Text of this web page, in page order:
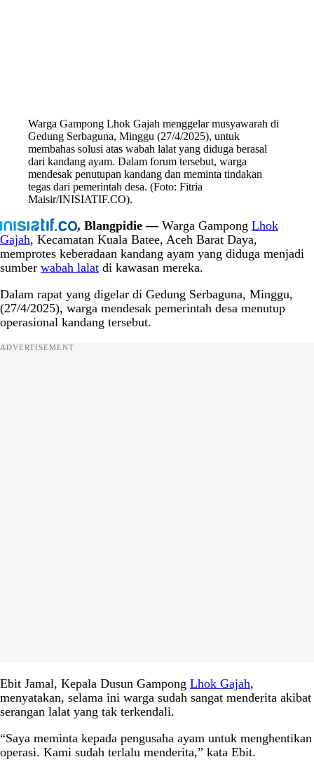
Warga Gampong Lhok Gajah menggelar musyawarah di
Gedung Serbaguna, Minggu (27/4/2025), untuk
membahas solusi atas wabah lalat yang diduga berasal
dari kandang ayam. Dalam forum tersebut, warga
mendesak penutupan kandang dan meminta tindakan
tegas dari pemerintah desa. (Foto: Fitria
Maisir/INISIATIF.CO).
, Blangpidie —Warga Gampong Lhok
Gajah, Kecamatan Kuala Batee, Aceh Barat Daya,
memprotes keberadaan kandang ayam yang diduga menjadi
sumber wabah lalat di kawasan mereka.
Dalam rapat yang digelar di Gedung Serbaguna, Minggu,
(27/4/2025), warga mendesak pemerintah desa menutup
operasional kandang tersebut.
ADVERTISEMENT
Ebit Jamal, Kepala Dusun Gampong Lhok Gajah,
menyatakan, selama ini warga sudah sangat menderita akibat
serangan lalat yang tak terkendali.
“Saya meminta kepada pengusaha ayam untuk menghentikan
operasi. Kami sudah terlalu menderita,” kata Ebit.